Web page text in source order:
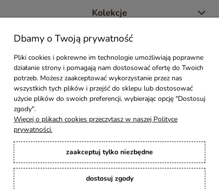
Kolekcje
Moje konto
Pomoc
Styl Mebli
Rodzaje drewna
Kontakt
Karina Meble
: Ręcznie robione meble indyjskie, loftowe, industrialne i boho z
Dbamy o Twoją prywatność
Pliki cookies i pokrewne im technologie umożliwiają poprawne
działanie strony i pomagają nam dostosować ofertę do Twoich
potrzeb. Możesz zaakceptować wykorzystanie przez nas
wszystkich tych plików i przejść do sklepu lub dostosować
użycie plików do swoich preferencji, wybierając opcję "Dostosuj
zgody".
Więcej o plikach cookies przeczytasz w naszej Polityce
prywatności.
zaakceptuj tylko niezbędne
dostosuj zgody